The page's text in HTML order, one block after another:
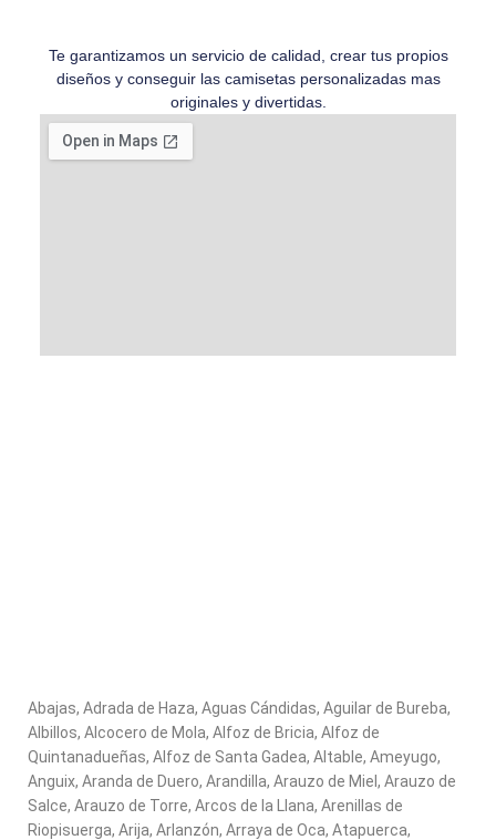
Te garantizamos un servicio de calidad, crear tus propios
diseños y conseguir las camisetas personalizadas mas
originales y divertidas.
Abajas, Adrada de Haza, Aguas Cándidas, Aguilar de Bureba,
Albillos, Alcocero de Mola, Alfoz de Bricia, Alfoz de
Quintanadueñas, Alfoz de Santa Gadea, Altable, Ameyugo,
Anguix, Aranda de Duero, Arandilla, Arauzo de Miel, Arauzo de
Salce, Arauzo de Torre, Arcos de la Llana, Arenillas de
Riopisuerga, Arija, Arlanzón, Arraya de Oca, Atapuerca,